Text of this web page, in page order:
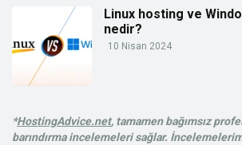
Linux hosting ve
nedir?
10 Nisan 2024
*HostingAdvice.net, tamamen bağımsız
barındırma incelemeleri sağlar.